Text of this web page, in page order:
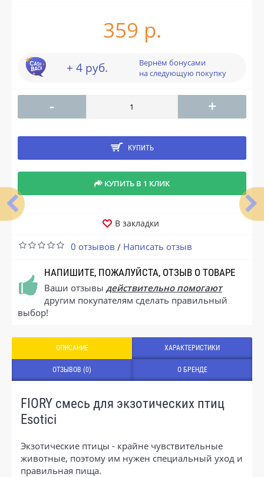
359 р.
+ 4 руб.
Вернём бонусами
на следующую покупку
- +
КУПИТЬ
КУПИТЬ В 1 КЛИК
В закладки
0 отзывов / Написать отзыв
НАПИШИТЕ, ПОЖАЛУЙСТА, ОТЗЫВ О ТОВАРЕ
Ваши отзывы действительно помогают
другим покупателям сделать правильный
выбор!
ОПИСАНИЕ ХАРАКТЕРИСТИКИ
ОТЗЫВОВ (0) О БРЕНДЕ
FIORY смесь для экзотических птиц
Esotici
Экзотические птицы - крайне чувствительные
животные, поэтому им нужен специальный уход и
правильная пища.